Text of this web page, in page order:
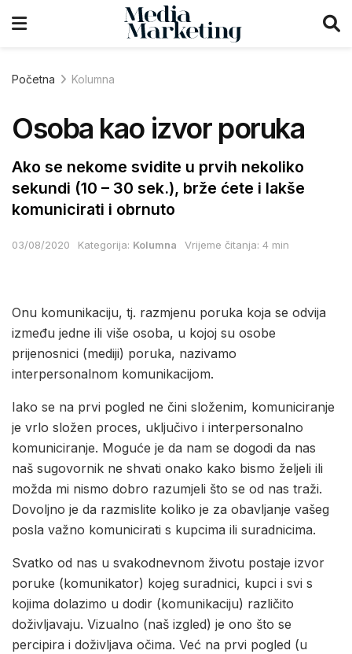
Početna Kolumna
Osoba kao izvor poruka
Ako se nekome svidite u prvih nekoliko
sekundi (10 – 30 sek.), brže ćete i lakše
komunicirati i obrnuto
03/08/2020 Kategorija: Kolumna Vrijeme čitanja: 4 min
Onu komunikaciju, tj. razmjenu poruka koja se odvija
između jedne ili više osoba, u kojoj su osobe
prijenosnici (mediji) poruka, nazivamo
interpersonalnom komunikacijom.
Iako se na prvi pogled ne čini složenim, komuniciranje
je vrlo složen proces, uključivo i interpersonalno
komuniciranje. Moguće je da nam se dogodi da nas
naš sugovornik ne shvati onako kako bismo željeli ili
možda mi nismo dobro razumjeli što se od nas traži.
Dovoljno je da razmislite koliko je za obavljanje vašeg
posla važno komunicirati s kupcima ili suradnicima.
Svatko od nas u svakodnevnom životu postaje izvor
poruke (komunikator) kojeg suradnici, kupci i svi s
kojima dolazimo u dodir (komunikaciju) različito
doživljavaju. Vizualno (naš izgled) je ono što se
percipira i doživljava očima. Već na prvi pogled (u